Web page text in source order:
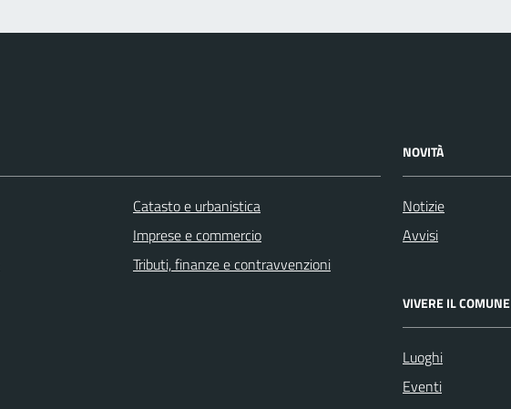
Catasto e urbanistica
Imprese e commercio
Tributi, finanze e contravvenzioni
NOVITÀ
Notizie
Avvisi
VIVERE IL COMUNE
Luoghi
Eventi